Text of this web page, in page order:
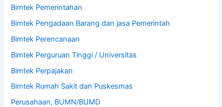
Bimtek Pemerintahan
Bimtek Pengadaan Barang dan jasa Pemerintah
Bimtek Perencanaan
Bimtek Perguruan Tinggi / Universitas
Bimtek Perpajakan
Bimtek Rumah Sakit dan Puskesmas
Perusahaan, BUMN/BUMD